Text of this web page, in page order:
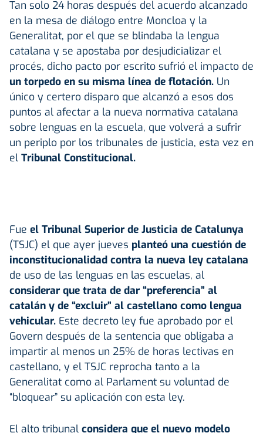
Tan solo 24 horas después del acuerdo alcanzado
en la mesa de diálogo entre Moncloa y la
Generalitat, por el que se blindaba la lengua
catalana y se apostaba por desjudicializar el
procés, dicho pacto por escrito sufrió el impacto de
un torpedo en su misma línea de flotación. Un
único y certero disparo que alcanzó a esos dos
puntos al afectar a la nueva normativa catalana
sobre lenguas en la escuela, que volverá a sufrir
un periplo por los tribunales de justicia, esta vez en
el Tribunal Constitucional.
Fue el Tribunal Superior de Justicia de Catalunya
(TSJC) el que ayer jueves planteó una cuestión de
inconstitucionalidad contra la nueva ley catalana
de uso de las lenguas en las escuelas, al
considerar que trata de dar “preferencia” al
catalán y de “excluir” al castellano como lengua
vehicular. Este decreto ley fue aprobado por el
Govern después de la sentencia que obligaba a
impartir al menos un 25% de horas lectivas en
castellano, y el TSJC reprocha tanto a la
Generalitat como al Parlament su voluntad de
“bloquear” su aplicación con esta ley.
El alto tribunal considera que el nuevo modelo